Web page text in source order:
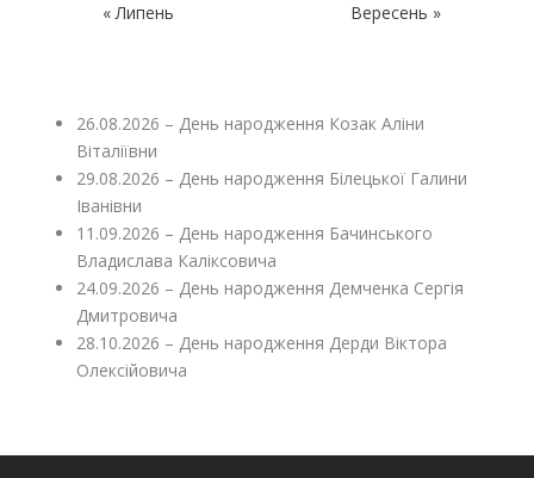
« Липень Вересень »
26.08.2026 – День народження Козак Аліни
Віталіївни
29.08.2026 – День народження Білецької Галини
Іванівни
11.09.2026 – День народження Бачинського
Владислава Каліксовича
24.09.2026 – День народження Демченка Сергія
Дмитровича
28.10.2026 – День народження Дерди Віктора
Олексійовича